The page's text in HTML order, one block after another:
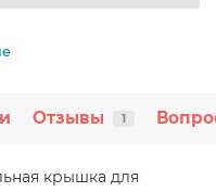
Отзывы 1
крышка для